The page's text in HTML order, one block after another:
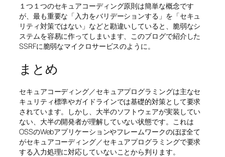
１つ１つのセキュアコーディング原則は簡単な概念です
が、最も重要な「入力をバリデーションする」を「セキュ
リティ対策ではない」などと勘違いしていると、脆弱なシ
ステムを容易に作ってしまいます、このブログで紹介した
SSRFに脆弱なマイクロサービスのように。
まとめ
セキュアコーディング／セキュアプログラミングは主なセ
キュリティ標準やガイドラインでは基礎的対策として要求
されています。しかし、大半のソフトウェアが実装してい
ない、大半の開発者が理解していない状態です。これは
OSSのWebアプリケーションやフレームワークのほぼ全て
がセキュアコーディング／セキュアプログラミングで要求
する入力処理に対応していないことから判ります。